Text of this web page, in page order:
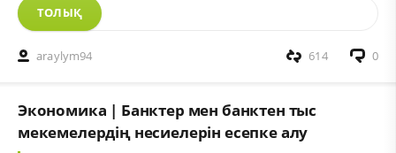
ТОЛЫҚ
araylym94 0
614
Экономика | Банктер мен банктен тыс
мекемелердің несиелерін есепке алу